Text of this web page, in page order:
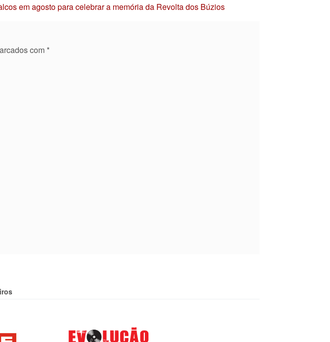
em agosto para celebrar a memória da Revolta dos Búzios
com *